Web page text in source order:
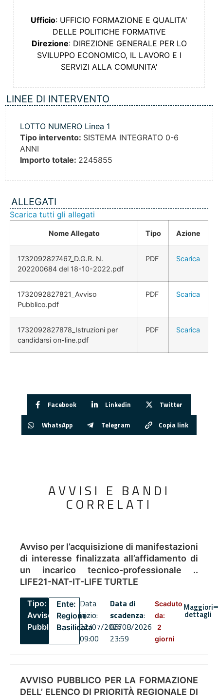
Ufficio: UFFICIO FORMAZIONE E QUALITA'
DELLE POLITICHE FORMATIVE
Direzione: DIREZIONE GENERALE PER LO
SVILUPPO ECONOMICO, IL LAVORO E I
SERVIZI ALLA COMUNITA'
LINEE DI INTERVENTO
LOTTO NUMERO Linea 1
Tipo intervento: SISTEMA INTEGRATO 0-6
ANNI
Importo totale: 2245855
ALLEGATI
Scarica tutti gli allegati
Nome Allegato Tipo Azione
1732092827467_D.G.R. N.
202200684 del 18-10-2022.pdf
PDF Scarica
1732092827821_Avviso
Pubblico.pdf
PDF Scarica
1732092827878_Istruzioni per
candidarsi on-line.pdf
PDF Scarica
Facebook Linkedin Twitter
WhatsApp Telegram Copia link
AVVISI E BANDI
CORRELATI
Avviso per l’acquisizione di manifestazioni
di interesse finalizzata all’affidamento di
un incarico tecnico-professionale ..
LIFE21-NAT-IT-LIFE TURTLE
Tipo:
Avviso
Pubblico
Ente:
Regione
Basilicata
Data
inizio:
22/07/2026
09:00
Data di
scadenza:
06/08/2026
23:59
Scaduto
da:
2
giorni
Maggiori
dettagli
AVVISO PUBBLICO PER LA FORMAZIONE
DELL’ ELENCO DI PRIORITÀ REGIONALE DI